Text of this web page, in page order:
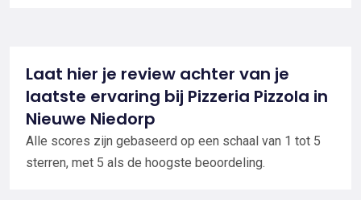
Laat hier je review achter van je
laatste ervaring bij Pizzeria Pizzola in
Nieuwe Niedorp
Alle scores zijn gebaseerd op een schaal van 1 tot 5
sterren, met 5 als de hoogste beoordeling.